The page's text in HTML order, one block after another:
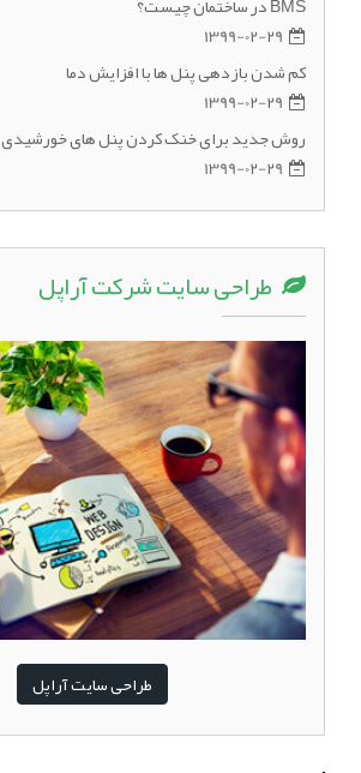
1399-02-29
کم شدن بازدهی پنل ها با افزایش دما
1399-02-29
روش جدید برای خنک کردن پنل های خورشیدی
1399-02-29
طراحی سایت شرکت آراپل
طراحی سایت آراپل